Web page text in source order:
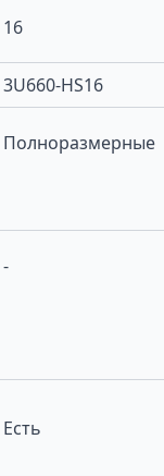
16
3U660-HS16
Полноразмерные
-
Есть